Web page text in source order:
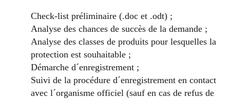
Check-list préliminaire (.doc et .odt) ;
Analyse des chances de succès de la demande ;
Analyse des classes de produits pour lesquelles la
protection est souhaitable ;
Démarche d´enregistrement ;
Suivi de la procédure d´enregistrement en contact
avec l´organisme officiel (sauf en cas de refus de